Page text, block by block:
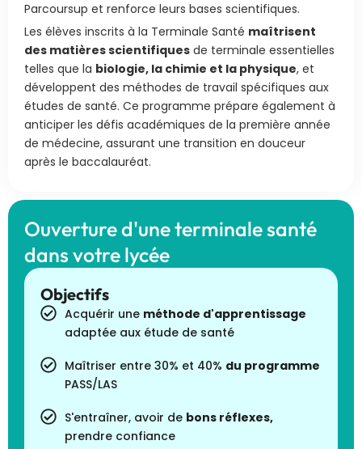
Parcoursup et renforce leurs bases scientifiques.
Les élèves inscrits à la Terminale Santé maîtrisent
des matières scientifiques de terminale essentielles
telles que la biologie, la chimie et la physique, et
développent des méthodes de travail spécifiques aux
études de santé. Ce programme prépare également à
anticiper les défis académiques de la première année
de médecine, assurant une transition en douceur
après le baccalauréat.
Ouverture d'une terminale santé
dans votre lycée
Objectifs
Acquérir une méthode d'apprentissage
adaptée aux étude de santé
Maîtriser entre 30% et 40% du programme
PASS/LAS
S'entraîner, avoir de bons réflexes,
prendre confiance